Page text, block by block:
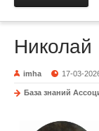
imha 17-03-
База знаний